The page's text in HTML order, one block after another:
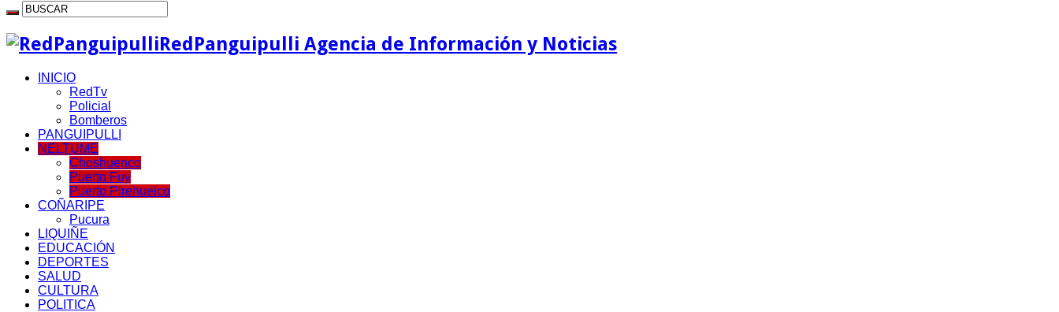
RedPanguipulli Agencia de Información y Noticias
INICIO
RedTv
Policial
Bomberos
PANGUIPULLI
NELTUME
Choshuenco
Puerto Fuy
Puerto Pirehueico
COÑARIPE
Pucura
LIQUIÑE
EDUCACIÓN
DEPORTES
SALUD
CULTURA
POLITICA